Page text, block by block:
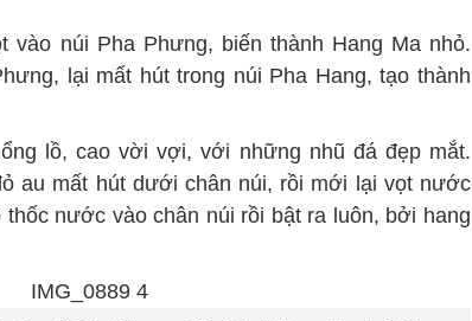
vào núi Pha Phưng, biến thành Hang Ma nhỏ.
lại mất hút trong núi Pha Hang, tạo thành
lồ, cao vời vợi, với những nhũ đá đẹp mắt.
au mất hút dưới chân núi, rồi mới lại vọt nước
nước vào chân núi rồi bật ra luôn, bởi hang